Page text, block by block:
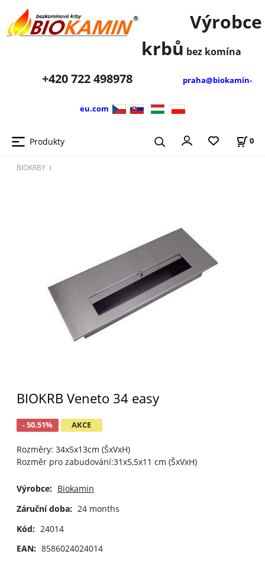
Výrobce
krbů bez komína
+420722 498978 praha@biokamin-
eu.com
Produkty 0
BIOKRBY
BIOKRB Veneto 34 easy
- 50.51% AKCE
Rozměry: 34x5x13cm (ŠxVxH)
Rozměr pro zabudování:31x5,5x11 cm (ŠxVxH)
Výrobce: Biokamin
Záruční doba: 24 months
Kód: 24014
EAN: 8586024024014